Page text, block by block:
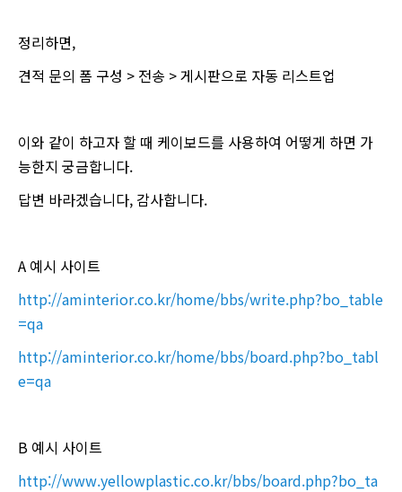
정리하면,
견적 문의 폼 구성 > 전송 > 게시판으로 자동 리스트업
이와 같이 하고자 할 때 케이보드를 사용하여 어떻게 하면 가
능한지 궁금합니다.
답변 바라겠습니다, 감사합니다.
A 예시 사이트
http://aminterior.co.kr/home/bbs/write.php?bo_table
=qa
http://aminterior.co.kr/home/bbs/board.php?bo_tabl
e=qa
B 예시 사이트
http://www.yellowplastic.co.kr/bbs/board.php?bo_ta